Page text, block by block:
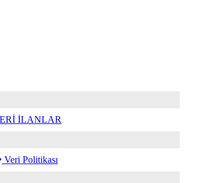
İLANLAR
Veri Politikası